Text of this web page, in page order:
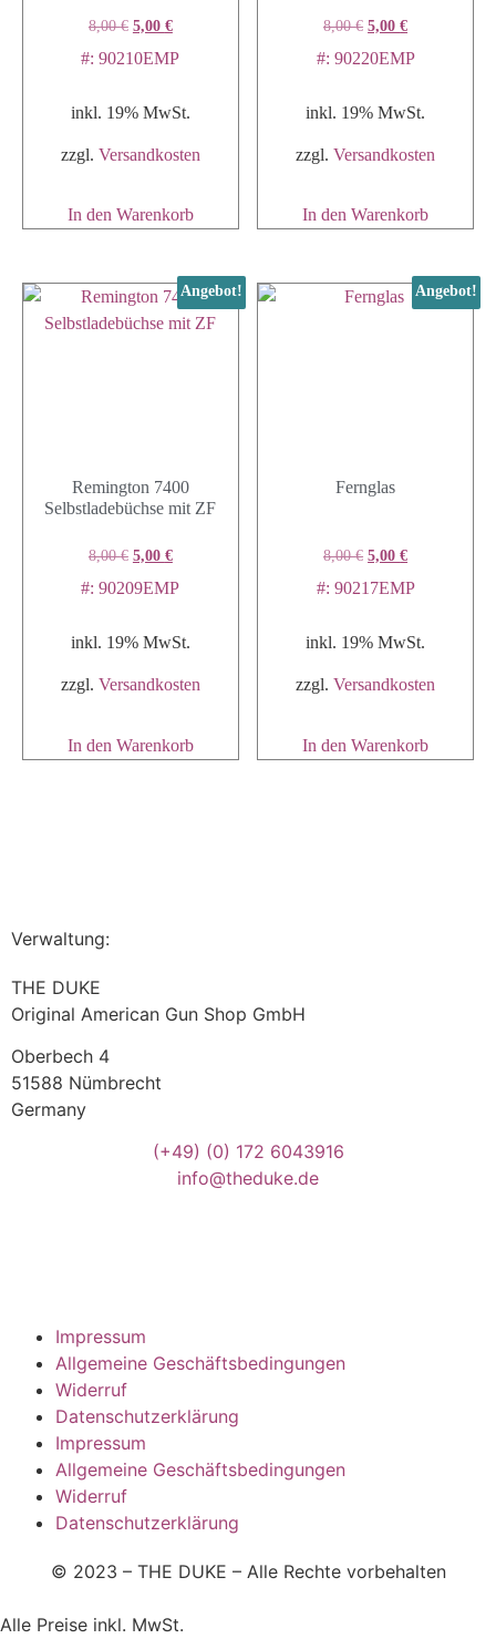
8,00€ 5,00 €
#: 90210EMP
inkl. 19% MwSt.
zzgl. Versandkosten
In den Warenkorb
8,00€ 5,00€
#: 90220EMP
inkl. 19% MwSt.
zzgl.Versandkosten
In den Warenkorb
Angebot!
Remington 7400
Selbstladebüchse mit ZF
8,00€ 5,00 €
#: 90209EMP
inkl. 19% MwSt.
zzgl. Versandkosten
In den Warenkorb
Angebot!
Fernglas
8,00€ 5,00€
#: 90217EMP
inkl. 19% MwSt.
zzgl.Versandkosten
In den Warenkorb
Verwaltung:
THE DUKE
Original American Gun Shop GmbH
Oberbech 4
51588 Nümbrecht
Germany
(+49) (0) 172 6043916
info@theduke.de
Impressum
Allgemeine Geschäftsbedingungen
Widerruf
Datenschutzerklärung
Impressum
Allgemeine Geschäftsbedingungen
Widerruf
Datenschutzerklärung
© 2023 – THE DUKE – Alle Rechte vorbehalten
Alle Preise inkl. MwSt.